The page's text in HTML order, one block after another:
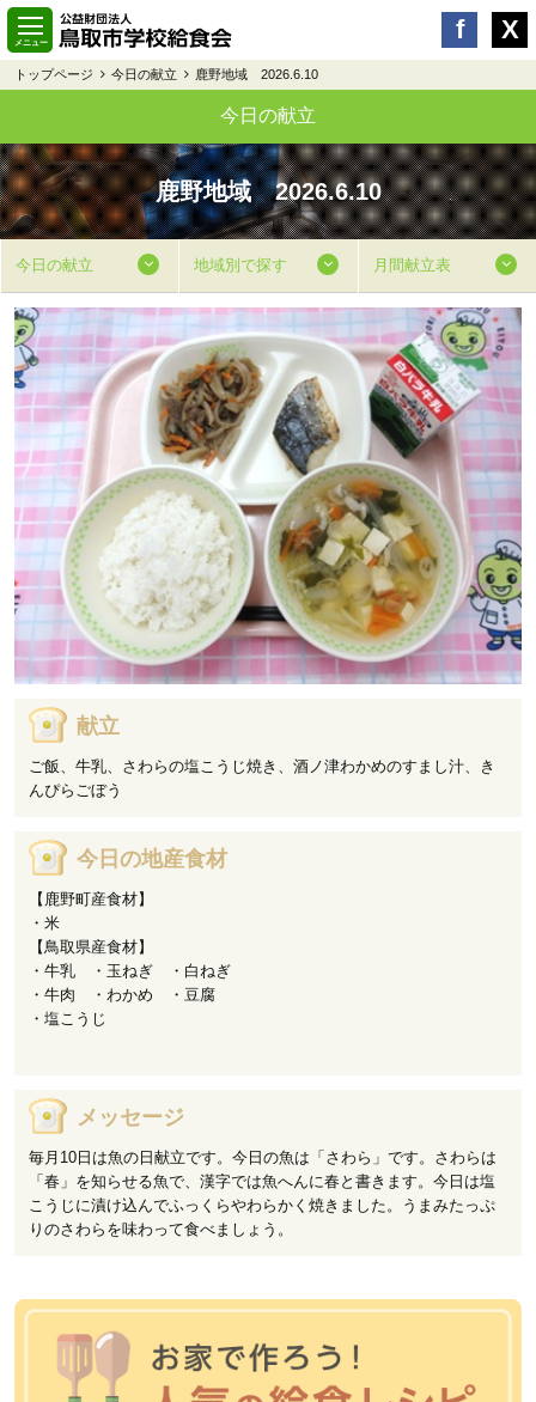
トップページ 今日の献立 鹿野地域 2026.6.10
今日の献立
鹿野地域 2026.6.10
今日の献立 地域別で探す 月間献立表
献立
ご飯、牛乳、さわらの塩こうじ焼き、酒ノ津わかめのすまし汁、き
んぴらごぼう
今日の地産食材
【鹿野町産食材】
・米
【鳥取県産食材】
・牛乳 ・玉ねぎ ・白ねぎ
・牛肉 ・わかめ ・豆腐
・塩こうじ
メッセージ
毎月10日は魚の日献立です。今日の魚は「さわら」です。さわらは
「春」を知らせる魚で、漢字では魚へんに春と書きます。今日は塩
こうじに漬け込んでふっくらやわらかく焼きました。うまみたっぷ
りのさわらを味わって食べましょう。